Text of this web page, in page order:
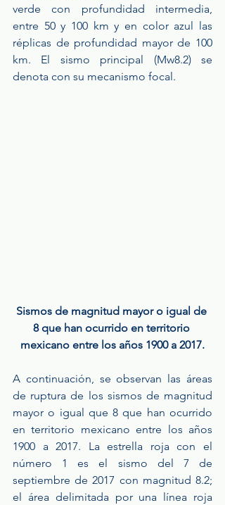
verde con profundidad intermedia,
entre 50 y 100 km y en color azul las
réplicas de profundidad mayor de 100
km. El sismo principal (Mw8.2) se
denota con su mecanismo focal.
Sismos de magnitud mayor o igual de
8 que han ocurrido en territorio
mexicano entre los años 1900 a 2017.
A continuación, se observan las áreas
de ruptura de los sismos de magnitud
mayor o igual que 8 que han ocurrido
en territorio mexicano entre los años
1900 a 2017. La estrella roja con el
número 1 es el sismo del 7 de
septiembre de 2017 con magnitud 8.2;
el área delimitada por una línea roja